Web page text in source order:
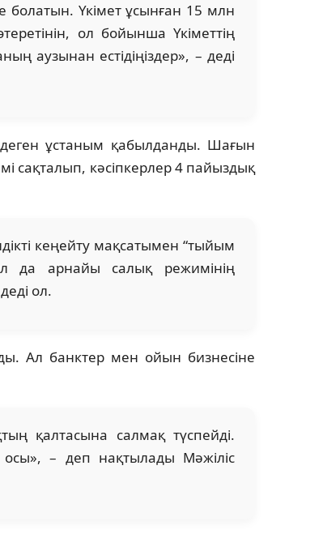
болатын. Үкімет ұсынған 15 млн
ол бойынша Үкіметтің
аузынан естідіңіздер», – деді
деген ұстаным қабылданды. Шағын
сақталып, кәсіпкерлер 4 пайыздық
кеңейту мақсатымен “тыйым
Ол да арнайы салық режимінің
ол.
Ал банктер мен ойын бизнесіне
қалтасына салмақ түспейді.
– деп нақтылады Мәжіліс